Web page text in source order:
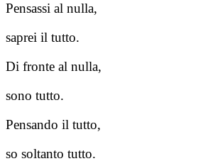
Pensassi al nulla,
saprei il tutto.
Di fronte al nulla,
sono tutto.
Pensando il tutto,
so soltanto tutto.